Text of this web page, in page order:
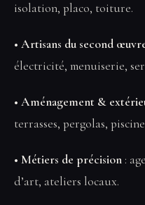
isolation, placo, toiture.
• Artisans du second
électricité, menuiserie,
• Aménagement &
terrasses, pergolas,
• Métiers de précision :
d’art, ateliers locaux.